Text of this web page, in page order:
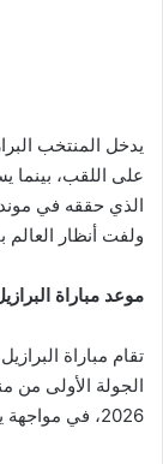
يدخل المنتخب
على اللقب، بينما
ولفت أنظار العالم
موعد مباراة
تقام مباراة
الجولة الأولى من
2026، في مواجهة ينتظرها ملايين المشجعين حول العالم.